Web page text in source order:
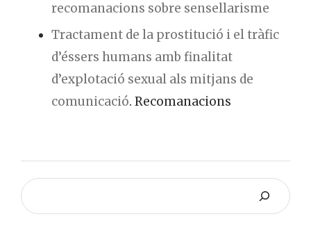
recomanacions sobre sensellarisme
Tractament de la prostitució i el tràfic
d’éssers humans amb finalitat
d’explotació sexual als mitjans de
comunicació. Recomanacions